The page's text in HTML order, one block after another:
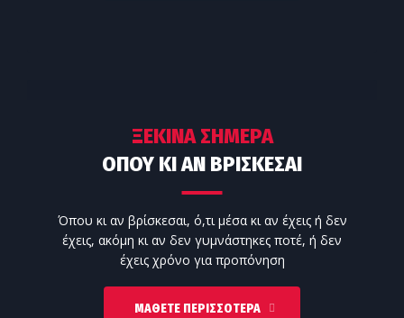
ΞΕΚΙΝΑ ΣΗΜΕΡΑ
ΟΠΟΥ ΚΙ ΑΝ ΒΡΙΣΚΕΣΑΙ
Όπου κι αν βρίσκεσαι, ό,τι μέσα κι αν έχεις ή δεν
έχεις, ακόμη κι αν δεν γυμνάστηκες ποτέ, ή δεν
έχεις χρόνο για προπόνηση
ΜΆΘΕΤΕ ΠΕΡΙΣΣΌΤΕΡΑ